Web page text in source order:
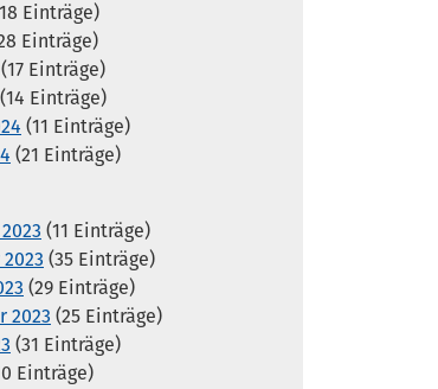
Einträge)
Einträge)
(17 Einträge)
(14 Einträge)
(11 Einträge)
(21 Einträge)
(11 Einträge)
(35 Einträge)
(29 Einträge)
2023 (25 Einträge)
(31 Einträge)
Einträge)